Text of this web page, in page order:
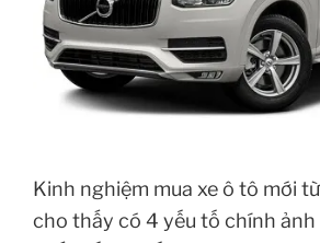
Kinh nghiệm mua xe ô tô mới
cho thấy có 4 yếu tố chính